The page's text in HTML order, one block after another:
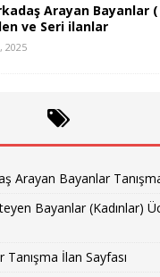
Arayan Bayanlar (
ve Seri ilanlar
2025
Arayan Bayanlar
Bayanlar (Kadınlar)
İlan Sayfası